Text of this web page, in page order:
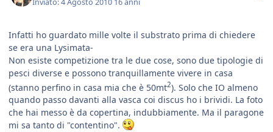
Infatti ho guardato mille volte il substrato prima di chiedere
se era una Lysimata-
Non esiste competizione tra le due cose, sono due tipologie di
pesci diverse e possono tranquillamente vivere in casa
(stanno perfino in casa mia che è 50mt2). Solo che IO almeno
quando passo davanti alla vasca coi discus ho i brividi. La foto
che hai messo è da copertina, indubbiamente. Ma il paragone
mi sa tanto di "contentino".